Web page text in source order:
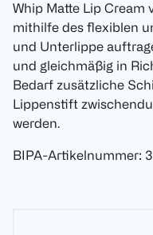
Whip Matte Lip Cream
mithilfe des flexiblen
und Unterlippe
und gleichmäßig in
Bedarf zusätzliche
Lippenstift
werden.
BIPA-Artikelnummer: